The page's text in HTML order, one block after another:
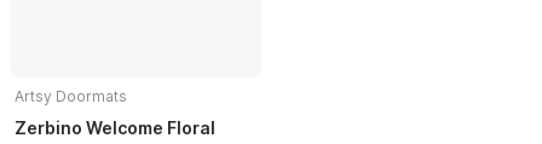
Artsy Doormats
Zerbino Welcome Floral